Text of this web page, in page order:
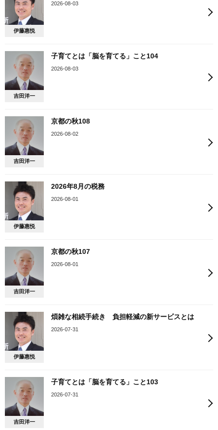
伊藤惠悦
2026-08-03
吉田洋一
子育てとは「脳を育てる」こと104
2026-08-03
吉田洋一
京都の秋108
2026-08-02
伊藤惠悦
2026年8月の税務
2026-08-01
吉田洋一
京都の秋107
2026-08-01
伊藤惠悦
煩雑な相続手続き 負担軽減の新サービスとは
2026-07-31
吉田洋一
子育てとは「脳を育てる」こと103
2026-07-31